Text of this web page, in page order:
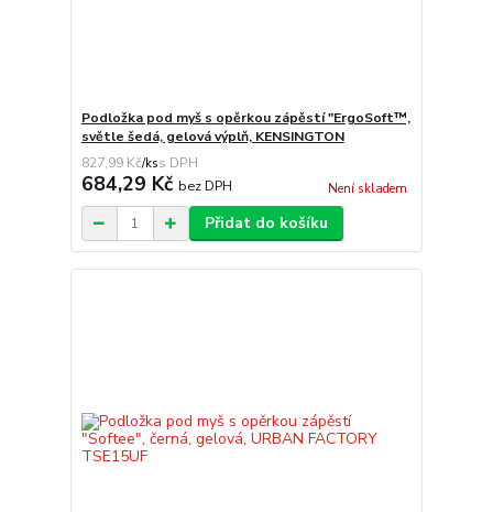
Podložka pod myš s opěrkou zápěstí "ErgoSoft™,
světle šedá, gelová výplň, KENSINGTON
827,99 Kč/ks
684,29 Kč bez DPH Není skladem
Přidat do košíku